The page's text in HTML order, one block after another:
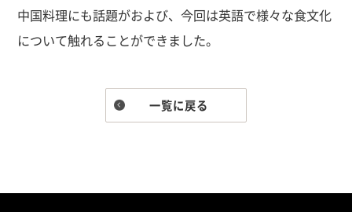
中国料理にも話題がおよび、今回は英語で様々な食文化
について触れることができました。
一覧に戻る